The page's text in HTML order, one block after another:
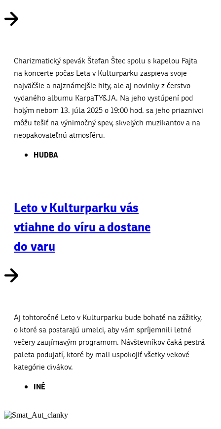
Charizmatický spevák Štefan Štec spolu s kapelou Fajta
na koncerte počas Leta v Kulturparku zaspieva svoje
najväčšie a najznámejšie hity, ale aj novinky z čerstvo
vydaného albumu KarpaTY&JA. Na jeho vystúpení pod
holým nebom 13. júla 2025 o 19:00 hod. sa jeho priaznivci
môžu tešiť na výnimočný spev, skvelých muzikantov a na
neopakovateľnú atmosféru.
HUDBA
Leto v Kulturparku vás
vtiahne do víru a dostane
do varu
Aj tohtoročné Leto v Kulturparku bude bohaté na zážitky,
o ktoré sa postarajú umelci, aby vám spríjemnili letné
večery zaujímavým programom. Návštevníkov čaká pestrá
paleta podujatí, ktoré by mali uspokojiť všetky vekové
kategórie divákov.
INÉ